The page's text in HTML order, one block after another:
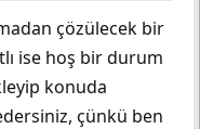
çözülecek bir
ise hoş bir durum
konuda
çünkü ben